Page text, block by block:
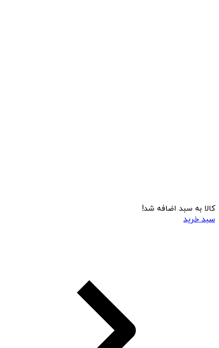
کالا به سبد اضافه شد!
سبد خرید